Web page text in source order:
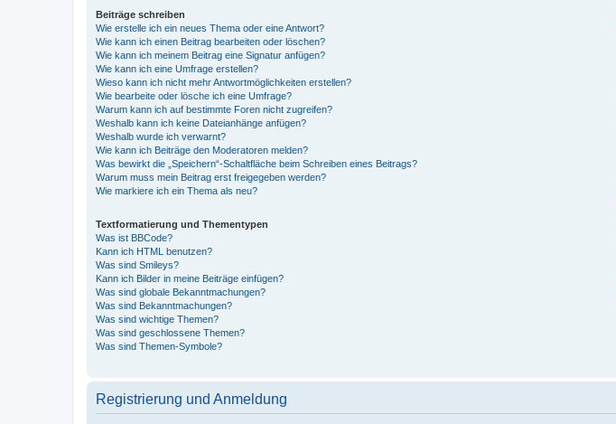
Beiträge schreiben
Wie erstelle ich ein neues Thema oder eine Antwort?
Wie kann ich einen Beitrag bearbeiten oder löschen?
Wie kann ich meinem Beitrag eine Signatur anfügen?
Wie kann ich eine Umfrage erstellen?
Wieso kann ich nicht mehr Antwortmöglichkeiten erstellen?
Wie bearbeite oder lösche ich eine Umfrage?
Warum kann ich auf bestimmte Foren nicht zugreifen?
Weshalb kann ich keine Dateianhänge anfügen?
Weshalb wurde ich verwarnt?
Wie kann ich Beiträge den Moderatoren melden?
Was bewirkt die „Speichern“-Schaltfläche beim Schreiben eines Beitrags?
Warum muss mein Beitrag erst freigegeben werden?
Wie markiere ich ein Thema als neu?
Textformatierung und Thementypen
Was ist BBCode?
Kann ich HTML benutzen?
Was sind Smileys?
Kann ich Bilder in meine Beiträge einfügen?
Was sind globale Bekanntmachungen?
Was sind Bekanntmachungen?
Was sind wichtige Themen?
Was sind geschlossene Themen?
Was sind Themen-Symbole?
Registrierung und Anmeldung